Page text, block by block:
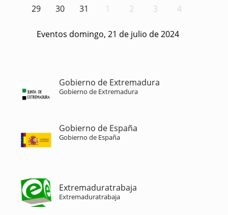
29
30 31 1 2 3 4
Eventos domingo, 21 de julio de 2024
Gobierno de Extremadura
Gobierno de Extremadura
Gobierno de España
Gobierno de España
Extremaduratrabaja
Extremaduratrabaja